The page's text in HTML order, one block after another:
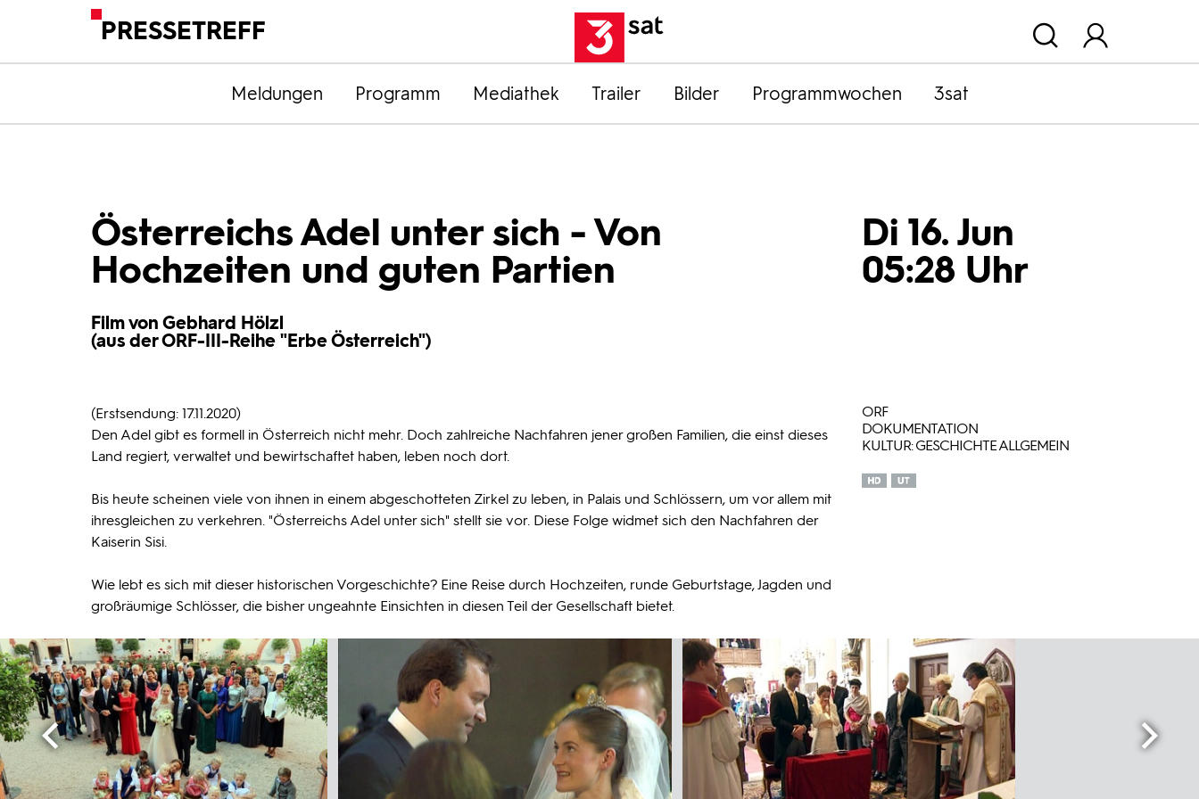
PRESSETREFF
Meldungen Programm Mediathek Trailer Bilder Programmwochen 3sat
Österreichs Adel unter sich - Von
Hochzeiten und guten Partien
Film von Gebhard Hölzl
(aus der ORF-III-Reihe "Erbe Österreich")
Di 16. Jun
05:28 Uhr
(Erstsendung: 17.11.2020)
Den Adel gibt es formell in Österreich nicht mehr. Doch zahlreiche Nachfahren jener großen Familien, die einst dieses
Land regiert, verwaltet und bewirtschaftet haben, leben noch dort.
Bis heute scheinen viele von ihnen in einem abgeschotteten Zirkel zu leben, in Palais und Schlössern, um vor allem mit
ihresgleichen zu verkehren. "Österreichs Adel unter sich" stellt sie vor. Diese Folge widmet sich den Nachfahren der
Kaiserin Sisi.
Wie lebt es sich mit dieser historischen Vorgeschichte? Eine Reise durch Hochzeiten, runde Geburtstage, Jagden und
großräumige Schlösser, die bisher ungeahnte Einsichten in diesen Teil der Gesellschaft bietet.
ORF
DOKUMENTATION
KULTUR: GESCHICHTE ALLGEMEIN